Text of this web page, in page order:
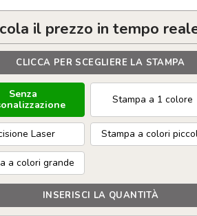
il prezzo in tempo
CLICCA PER SCEGLIERE LA STAMPA
Senza
Stampa a 1 colore
Laser Stampa a colori
a colori grande
INSERISCI LA QUANTITÀ